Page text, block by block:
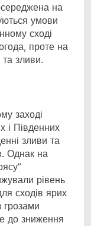
на
умови
сході
проте на
та зливи.
заході
і Південних
зливи та
Однак на
рівень
сходів ярих
грозами
до зниження